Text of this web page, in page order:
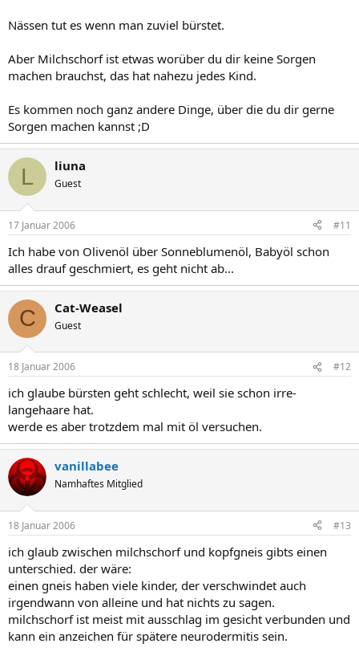
Nässen tut es wenn man zuviel bürstet.
Aber Milchschorf ist etwas worüber du dir keine Sorgen
machen brauchst, das hat nahezu jedes Kind.
Es kommen noch ganz andere Dinge, über die du dir gerne
Sorgen machen kannst ;D
L liuna
Guest
17 Januar 2006 #11
Ich habe von Olivenöl über Sonneblumenöl, Babyöl schon
alles drauf geschmiert, es geht nicht ab...
C Cat-Weasel
Guest
18 Januar 2006 #12
ich glaube bürsten geht schlecht, weil sie schon irre-
langehaare hat.
werde es aber trotzdem mal mit öl versuchen.
vanillabee
Namhaftes Mitglied
18 Januar 2006 #13
ich glaub zwischen milchschorf und kopfgneis gibts einen
unterschied. der wäre:
einen gneis haben viele kinder, der verschwindet auch
irgendwann von alleine und hat nichts zu sagen.
milchschorf ist meist mit ausschlag im gesicht verbunden und
kann ein anzeichen für spätere neurodermitis sein.